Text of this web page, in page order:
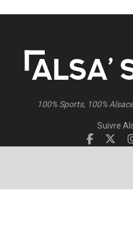
100% Sports, 100%
Suivre